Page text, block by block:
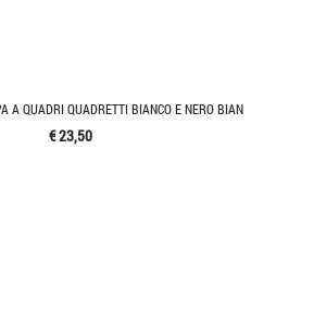
A QUADRI QUADRETTI BIANCO E NERO BIAN
€ 23,50